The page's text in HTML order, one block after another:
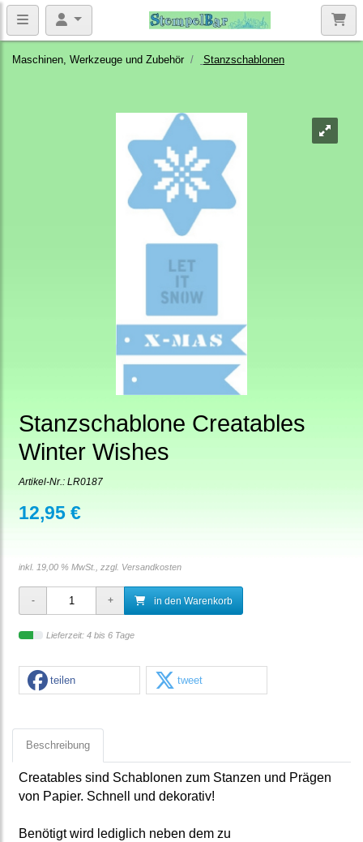
Maschinen, Werkzeuge und Zubehör Stanzschablonen
Stanzschablone Creatables
Winter Wishes
Artikel-Nr.: LR0187
12,95 €
inkl. 19,00 % MwSt., zzgl. Versandkosten
in den Warenkorb
Lieferzeit: 4 bis 6 Tage
teilen tweet
Beschreibung
Creatables sind Schablonen zum Stanzen und Prägen
von Papier. Schnell und dekorativ!
Benötigt wird lediglich neben dem zu